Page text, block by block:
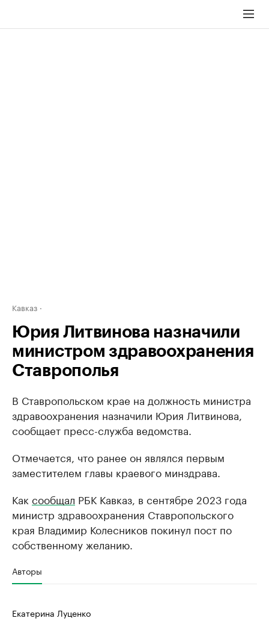
Кавказ
Юрия Литвинова назначили
министром здравоохранения
Ставрополья
В Ставропольском крае на должность министра
здравоохранения назначили Юрия Литвинова,
сообщает пресс-служба ведомства.
Отмечается, что ранее он являлся первым
заместителем главы краевого минздрава.
Как сообщал РБК Кавказ, в сентябре 2023 года
министр здравоохранения Ставропольского
края Владимир Колесников покинул пост по
собственному желанию.
Авторы
Екатерина Луценко